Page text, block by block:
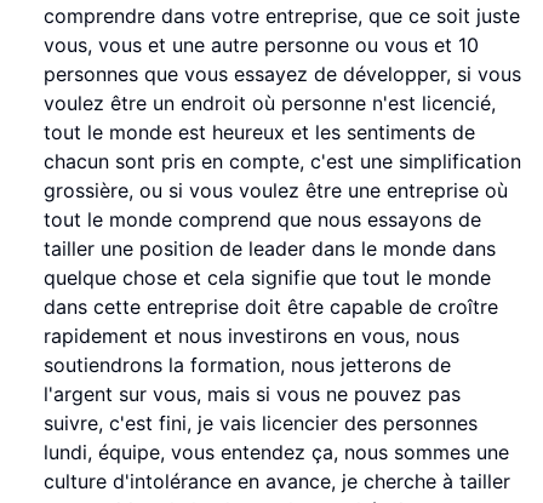
comprendre dans votre entreprise, que ce soit juste
vous, vous et une autre personne ou vous et 10
personnes que vous essayez de développer, si vous
voulez être un endroit où personne n'est licencié,
tout le monde est heureux et les sentiments de
chacun sont pris en compte, c'est une simplification
grossière, ou si vous voulez être une entreprise où
tout le monde comprend que nous essayons de
tailler une position de leader dans le monde dans
quelque chose et cela signifie que tout le monde
dans cette entreprise doit être capable de croître
rapidement et nous investirons en vous, nous
soutiendrons la formation, nous jetterons de
l'argent sur vous, mais si vous ne pouvez pas
suivre, c'est fini, je vais licencier des personnes
lundi, équipe, vous entendez ça, nous sommes une
culture d'intolérance en avance, je cherche à tailler